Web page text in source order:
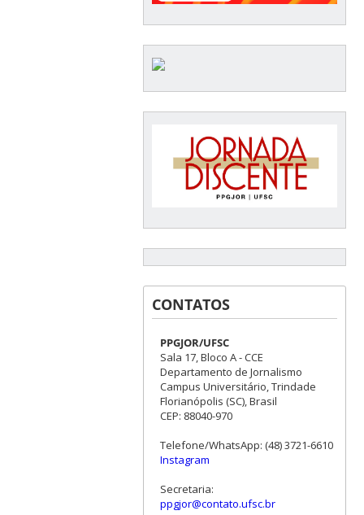
CONTATOS
PPGJOR/UFSC
Sala 17, Bloco A - CCE
Departamento de Jornalismo
Campus Universitário, Trindade
Florianópolis (SC), Brasil
CEP: 88040-970
Telefone/WhatsApp: (48) 3721-6610
Instagram
Secretaria:
ppgjor@contato.ufsc.br